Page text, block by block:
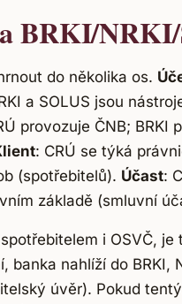
BRKI/
do několika os.
a SOLUS jsou
provozuje ČNB; BRKI
: CRÚ se týká
(spotřebitelů). Účast:
základě (smluvní
i OSVČ,
banka nahlíží do BRKI,
úvěr). Pokud